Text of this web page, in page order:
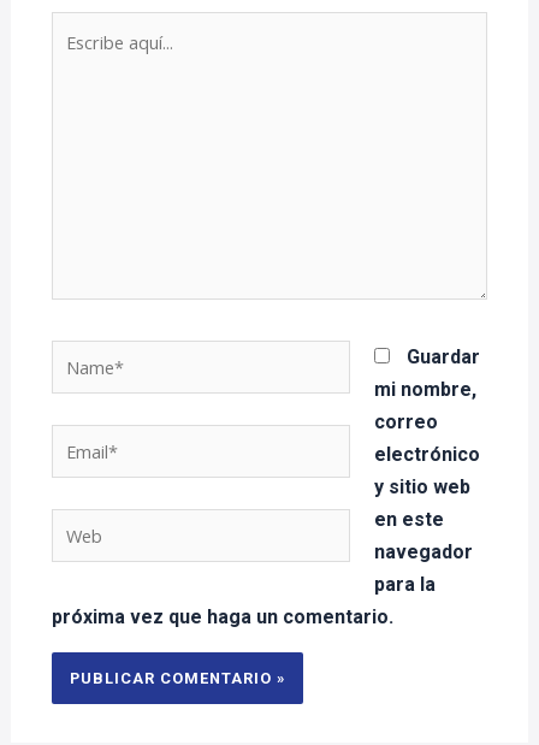
Email*
Guardar
mi nombre,
correo
electrónico
y sitio web
en este
navegador
para la
próxima vez que haga un comentario.